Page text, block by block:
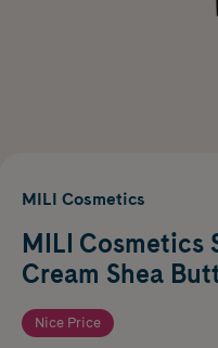
MILI Cosmetics
MILI Cosmetics
Cream Shea
Nice Price